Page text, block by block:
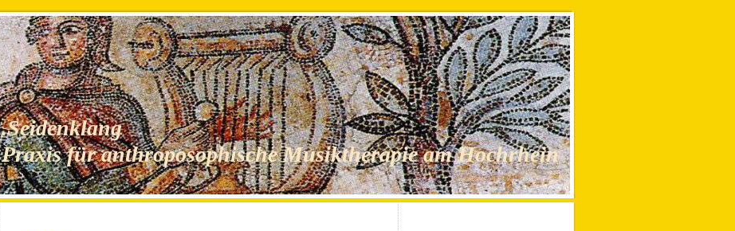
.Seidenklang
Praxis für anthroposophische Musiktherapie am Hochrhein